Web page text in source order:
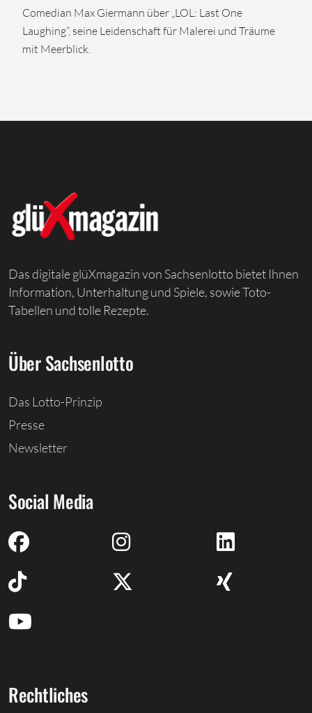
Comedian Max Giermann über „LOL: Last One
Laughing“, seine Leidenschaft für Malerei und Träume
mit Meerblick.
Das digitale glüXmagazin von Sachsenlotto bietet Ihnen
Information, Unterhaltung und Spiele, sowie Toto-
Tabellen und tolle Rezepte.
Über Sachsenlotto
Das Lotto-Prinzip
Presse
Newsletter
Social Media
Rechtliches